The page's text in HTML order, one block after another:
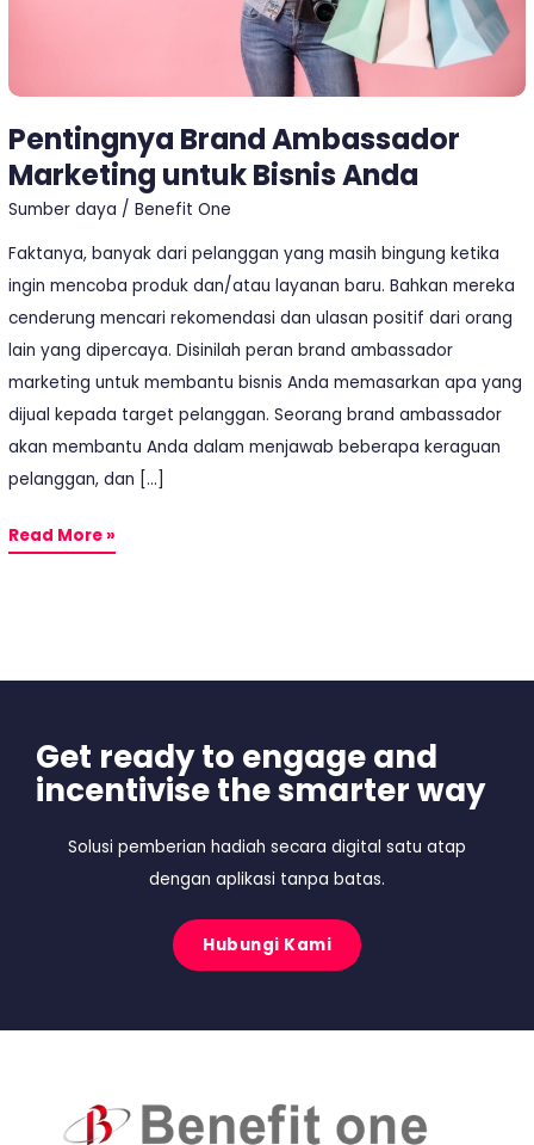
Pentingnya Brand Ambassador
Marketing untuk Bisnis Anda
Sumber daya /Benefit One
Faktanya, banyak dari pelanggan yang masih bingung ketika
ingin mencoba produk dan/atau layanan baru. Bahkan mereka
cenderung mencari rekomendasi dan ulasan positif dari orang
lain yang dipercaya. Disinilah peran brand ambassador
marketing untuk membantu bisnis Anda memasarkan apa yang
dijual kepada target pelanggan. Seorang brand ambassador
akan membantu Anda dalam menjawab beberapa keraguan
pelanggan, dan […]
Read More »
Get ready to engage and
incentivise the smarter way
Solusi pemberian hadiah secara digital satu atap
dengan aplikasi tanpa batas.
Hubungi Kami